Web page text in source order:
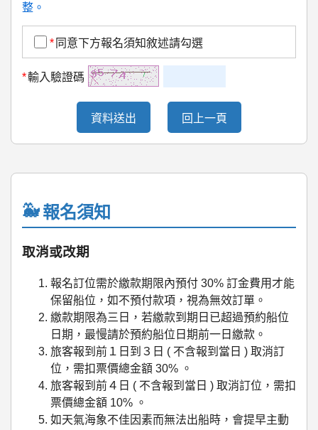
整。
* 同意下方報名須知敘述請勾選
*輸入驗證碼
資料送出 回上一頁
報名須知
取消或改期
報名訂位需於繳款期限內預付 30% 訂金費用才能
保留船位，如不預付款項，視為無效訂單。
繳款期限為三日，若繳款到期日已超過預約船位
日期，最慢請於預約船位日期前一日繳款。
旅客報到前１日到３日 ( 不含報到當日 ) 取消訂
位，需扣票價總金額 30% 。
旅客報到前４日 ( 不含報到當日 ) 取消訂位，需扣
票價總金額 10% 。
如天氣海象不佳因素而無法出船時，會提早主動